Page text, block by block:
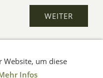
Hilfe
Website, um diese
Infos